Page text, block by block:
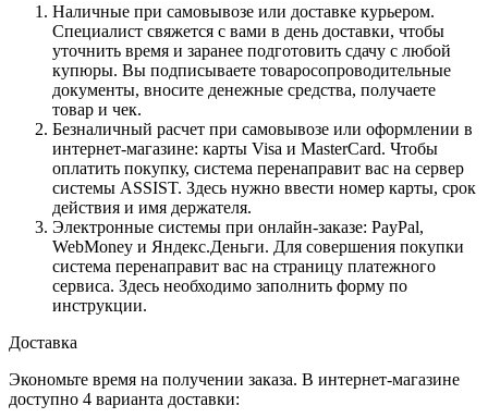
Наличные при самовывозе или доставке курьером.
Специалист свяжется с вами в день доставки, чтобы
уточнить время и заранее подготовить сдачу с любой
купюры. Вы подписываете товаросопроводительные
документы, вносите денежные средства, получаете
товар и чек.
Безналичный расчет при самовывозе или оформлении в
интернет-магазине: карты Visa и MasterCard. Чтобы
оплатить покупку, система перенаправит вас на сервер
системы ASSIST. Здесь нужно ввести номер карты, срок
действия и имя держателя.
Электронные системы при онлайн-заказе: PayPal,
WebMoney и Яндекс.Деньги. Для совершения покупки
система перенаправит вас на страницу платежного
сервиса. Здесь необходимо заполнить форму по
инструкции.
Доставка
Экономьте время на получении заказа. В интернет-магазине
доступно 4 варианта доставки: